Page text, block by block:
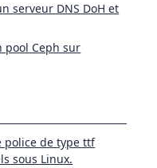
serveur DNS DoH et
pool Ceph sur
police de type ttf
sous Linux.